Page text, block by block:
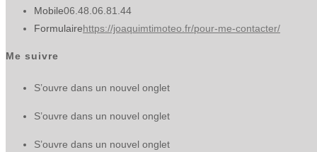
Mobile06.48.06.81.44
Formulairehttps://joaquimtimoteo.fr/pour-me-contacter/
Me suivre
S’ouvre dans un nouvel onglet
S’ouvre dans un nouvel onglet
S’ouvre dans un nouvel onglet